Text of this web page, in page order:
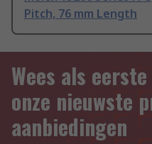
Pitch, 76 mm Length
Wees als
onze nieuwste
aanbiedingen